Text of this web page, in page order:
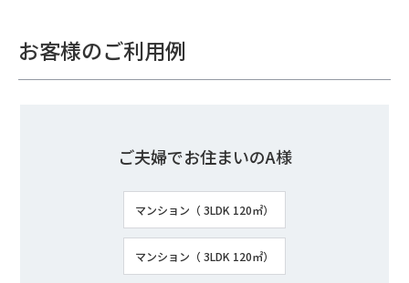
お客様のご利用例
ご夫婦でお住まいのA様
マンション（ 3LDK 120㎡）
マンション（ 3LDK 120㎡）